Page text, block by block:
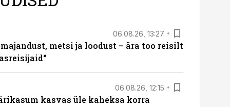
06.08.26, 13:27
metsi ja loodust – ära too reisilt
06.08.26, 12:15
kasvas üle kaheksa korra